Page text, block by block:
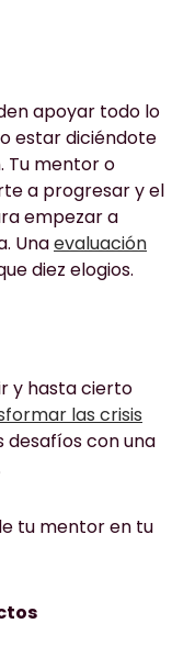
apoyar todo lo
estar diciéndote
Tu mentor o
a progresar y el
empezar a
Unaevaluación
diez elogios.
y hasta cierto
las crisis
desafíos con una
tu mentor en tu